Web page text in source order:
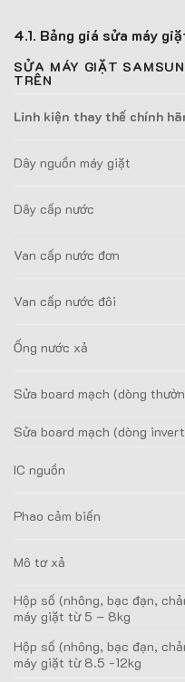
4.1. Bảng giá sửa máy
SỬA MÁY GIẶT
TRÊN
Linh kiện thay thế chính
Dây nguồn máy giặt
Dây cấp nước
Van cấp nước đơn
Van cấp nước đôi
Ống nước xả
Sửa board mạch (dòng
Sửa board mạch (dòng
IC nguồn
Phao cảm biến
Mô tơ xả
Hộp số (nhông, bạc đạn,
máy giặt từ 5 – 8kg
Hộp số (nhông, bạc đạn,
máy giặt từ 8.5 -12kg